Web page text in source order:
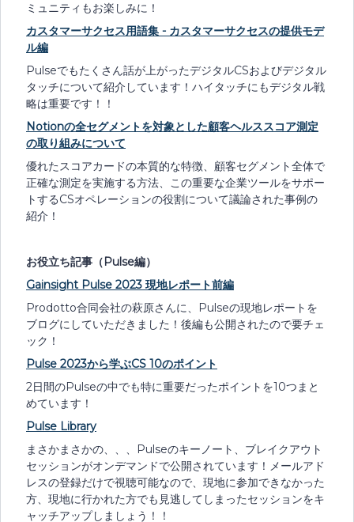
ミュニティもお楽しみに！
カスタマーサクセス用語集 - カスタマーサクセスの提供モデ
ル編
Pulseでもたくさん話が上がったデジタルCSおよびデジタル
タッチについて紹介しています！ハイタッチにもデジタル戦
略は重要です！！
Notionの全セグメントを対象とした顧客ヘルススコア測定
の取り組みについて
優れたスコアカードの本質的な特徴、顧客セグメント全体で
正確な測定を実施する方法、この重要な企業ツールをサポー
トするCSオペレーションの役割について議論された事例の
紹介！
お役立ち記事（Pulse編）
Gainsight Pulse 2023 現地レポート前編
Prodotto合同会社の萩原さんに、Pulseの現地レポートを
ブログにしていただきました！後編も公開されたので要チェ
ック！
Pulse 2023から学ぶCS 10のポイント
2日間のPulseの中でも特に重要だったポイントを10つまと
めています！
Pulse Library
まさかまさかの、、、Pulseのキーノート、ブレイクアウト
セッションがオンデマンドで公開されています！メールアド
レスの登録だけで視聴可能なので、現地に参加できなかった
方、現地に行かれた方でも見逃してしまったセッションをキ
ャッチアップしましょう！！